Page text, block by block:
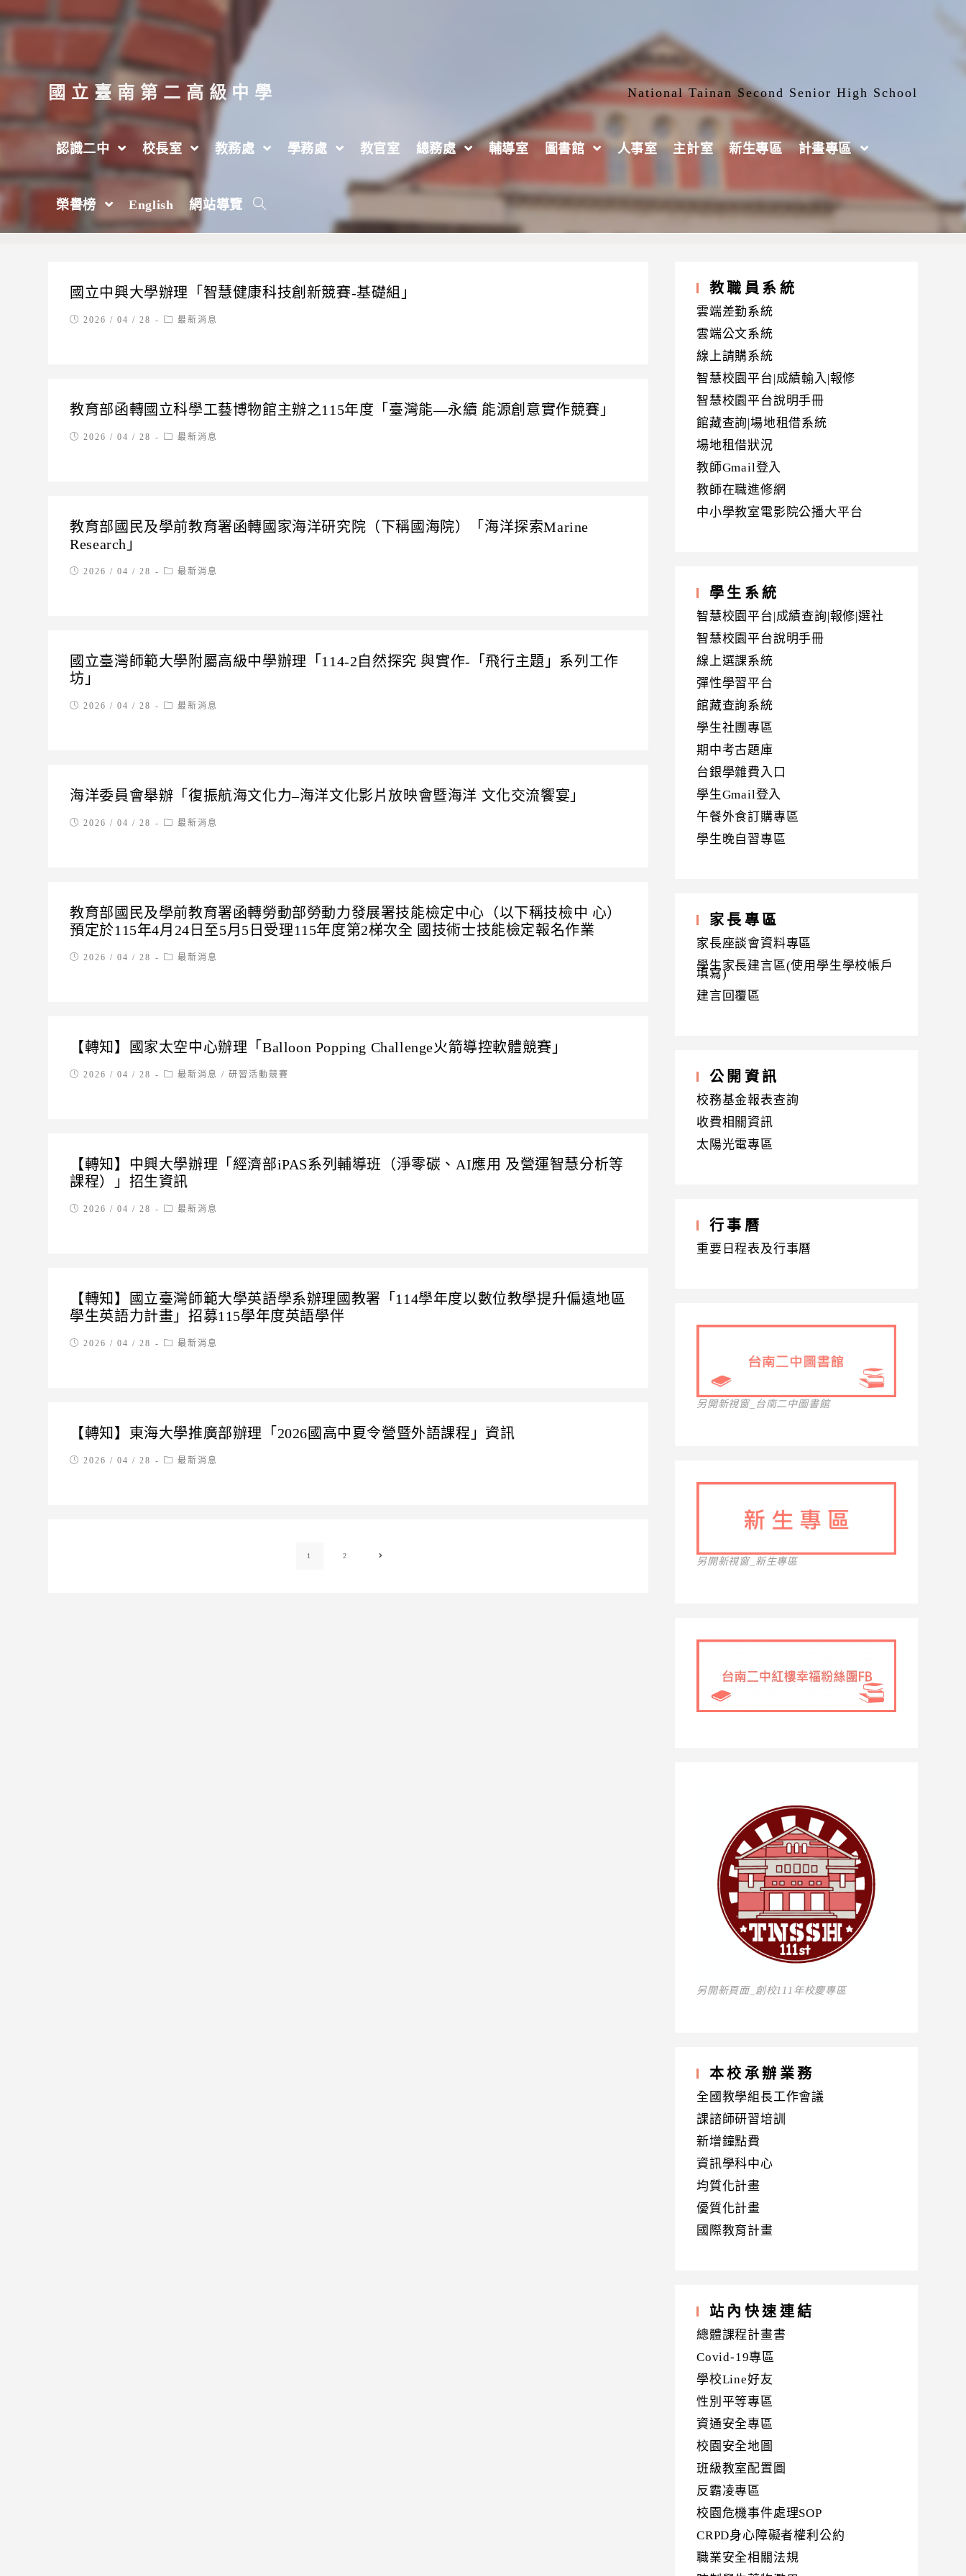
跳
至
要
內
容
國立臺南第二高級中學 National Tainan Second Senior High School
認識二中 校長室 教務處 學務處 教官室 總務處 輔導室 圖書館 人事室 主計室 新生專區 計畫專區
榮譽榜 English 網站導覽
每日彙整: 2026 / 04 / 28
2026 年 > 4 月 > 28 日
國立中興大學辦理「智慧健康科技創新競賽-基礎組」
Post2026 / 04 / 28
Post最新消息
教育部函轉國立科學工藝博物館主辦之115年度「臺灣能―永續 能源創意實作競賽」
Post2026 / 04 / 28
Post最新消息
教育部國民及學前教育署函轉國家海洋研究院（下稱國海院）「海洋探索Marine
Research」
Post2026 / 04 / 28
Post最新消息
國立臺灣師範大學附屬高級中學辦理「114-2自然探究 與實作-「飛行主題」系列工作
坊」
Post2026 / 04 / 28
Post最新消息
海洋委員會舉辦「復振航海文化力–海洋文化影片放映會暨海洋 文化交流饗宴」
Post2026 / 04 / 28
Post最新消息
教育部國民及學前教育署函轉勞動部勞動力發展署技能檢定中心（以下稱技檢中 心）
預定於115年4月24日至5月5日受理115年度第2梯次全 國技術士技能檢定報名作業
Post2026 / 04 / 28
Post最新消息
【轉知】國家太空中心辦理「Balloon Popping Challenge火箭導控軟體競賽」
Post2026 / 04 / 28
Post最新消息 / 研習活動競賽
【轉知】中興大學辦理「經濟部iPAS系列輔導班（淨零碳、AI應用 及營運智慧分析等
課程）」招生資訊
Post2026 / 04 / 28
Post最新消息
【轉知】國立臺灣師範大學英語學系辦理國教署「114學年度以數位教學提升偏遠地區
學生英語力計畫」招募115學年度英語學伴
Post2026 / 04 / 28
Post最新消息
【轉知】東海大學推廣部辦理「2026國高中夏令營暨外語課程」資訊
Post2026 / 04 / 28
Post最新消息
1 2 Go to the next page
教職員系統
雲端差勤系統
雲端公文系統
線上請購系統
智慧校園平台|成績輸入|報修
智慧校園平台說明手冊
館藏查詢|場地租借系統
場地租借狀況
教師Gmail登入
教師在職進修網
中小學教室電影院公播大平台
學生系統
智慧校園平台|成績查詢|報修|選社
智慧校園平台說明手冊
線上選課系統
彈性學習平台
館藏查詢系統
學生社團專區
期中考古題庫
台銀學雜費入口
學生Gmail登入
午餐外食訂購專區
學生晚自習專區
家長專區
家長座談會資料專區
學生家長建言區(使用學生學校帳戶
填寫)
建言回覆區
公開資訊
校務基金報表查詢
收費相關資訊
太陽光電專區
行事曆
重要日程表及行事曆
另開新視窗_台南二中圖書館
另開新視窗_新生專區
另開新頁面_創校111年校慶專區
本校承辦業務
全國教學組長工作會議
課諮師研習培訓
新增鐘點費
資訊學科中心
均質化計畫
優質化計畫
國際教育計畫
站內快速連結
總體課程計畫書
Covid-19專區
學校Line好友
性別平等專區
資通安全專區
校園安全地圖
班級教室配置圖
反霸凌專區
校園危機事件處理SOP
CRPD身心障礙者權利公約
職業安全相關法規